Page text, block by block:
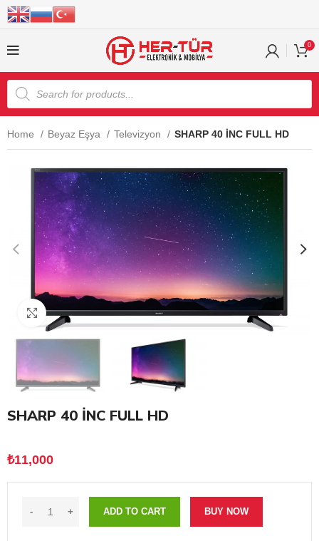
0
Home Beyaz Eşya Televizyon SHARP 40 İNC FULL HD
Click to enlarge
SHARP 40 İNC FULL HD
₺11,000
ADD TO CART BUY NOW